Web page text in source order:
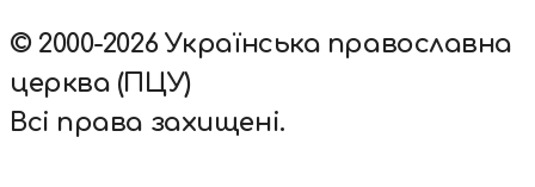
© 2000-2026 Українська православна
церква (ПЦУ)
Всі права захищені.